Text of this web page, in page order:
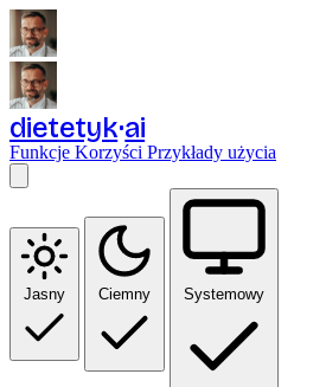
dietetyk ai
Funkcje Korzyści Przykłady użycia
Jasny Ciemny Systemowy